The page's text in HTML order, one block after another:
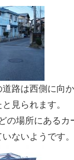
道路は西側に向
見られます。
の場所にある
ないようです